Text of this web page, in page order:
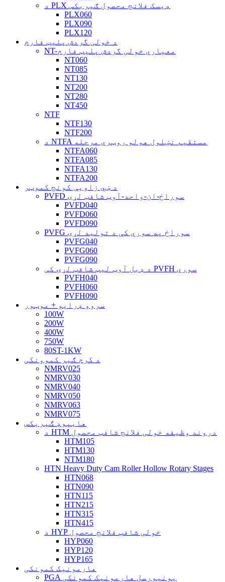
د PLX ډیسک فلانج محصول ګیربکس
PLX060
PLX090
PLX120
د خولی گردش پلیټ فارم
NT-معیاري خولی گردش پلیټ فارم
NT060
NT085
NT130
NT200
NT280
NT450
NTF
NTF130
NTF200
د NTFA مستقیم نښلول هولو روټري مرحله
NTFA060
NTFA085
NTFA130
NTFA200
د ښي زاویې کونج کموټر
PVFD سوراخ-ان-واحد-آوټ شافټ لړۍ
PVFD040
PVFD060
PVFD090
PVFG سوراخ په سوري کې د تولید لړۍ
PVFG040
PVFG060
PVFG090
د ډبل آوټ لیټ شافټ لړۍ کې PVFH سوري
PVFH040
PVFH060
PVFH090
سروو ډرایو + موټور
100W
200W
400W
750W
80ST-1KW
د کرم ګیر کموونکی
NMRV025
NMRV030
NMRV040
NMRV050
NMRV063
NMRV075
هایپوډ ګیربکس
د HTM دروند وظیفه خولی فلانج شافټ محصول
HTM105
HTM130
NTM180
HTN Heavy Duty Cam Roller Hollow Rotary Stages
HTN068
HTN090
HTN115
HTN215
HTN315
HTN415
د HYP خولی شافټ فلانج محصول
HYP060
HYP120
HYP165
هارمونیک کمونکی
PGA یونیورسل هارمونیک کمونکی